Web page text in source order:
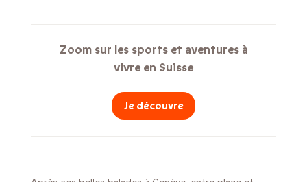
Zoom sur les sports et aventures à
vivre en Suisse
Je découvre